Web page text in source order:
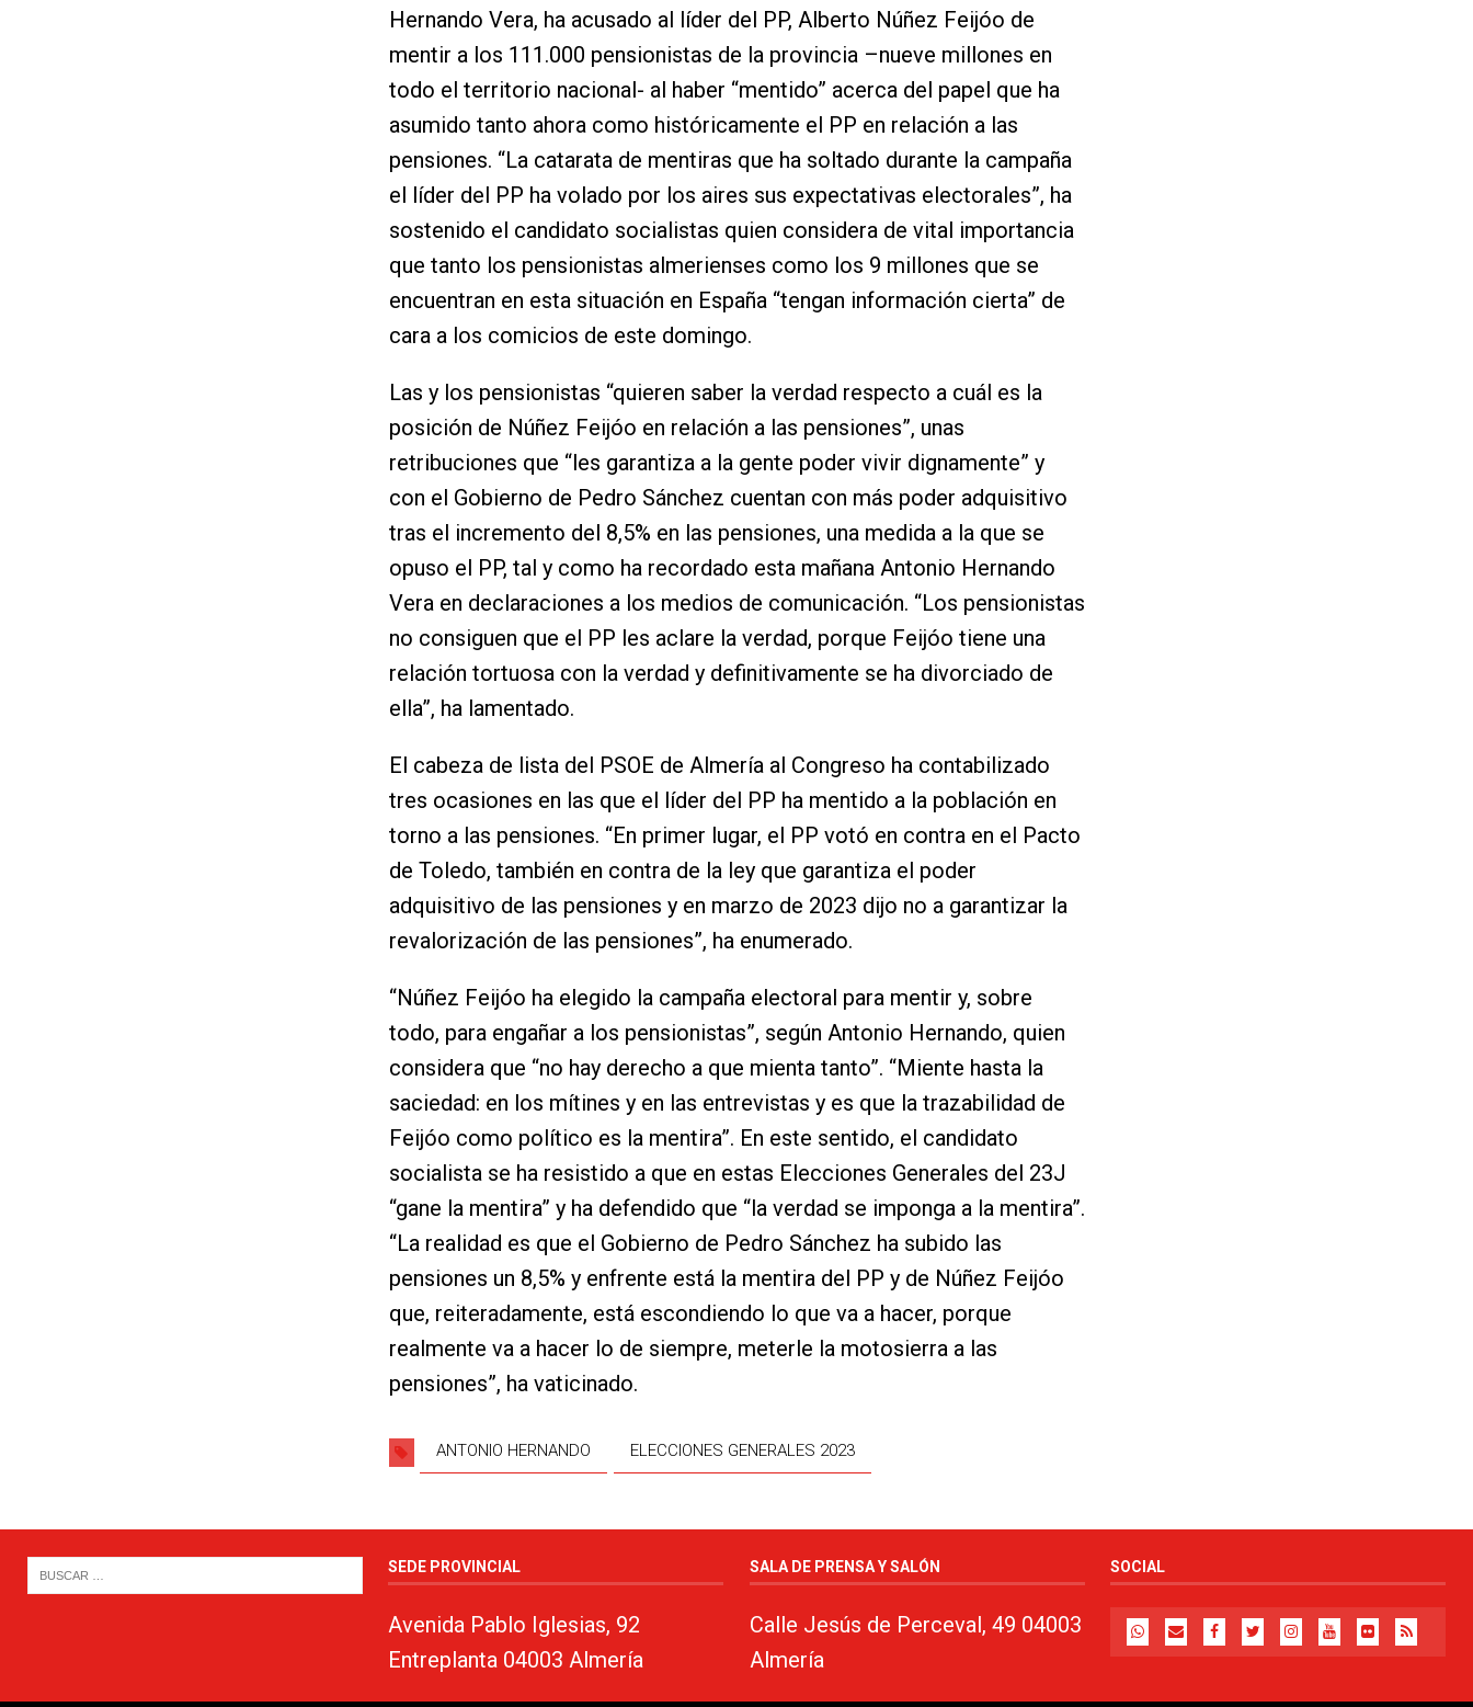
Hernando Vera, ha acusado al líder del PP, Alberto Núñez Feijóo de
mentir a los 111.000 pensionistas de la provincia –nueve millones en
todo el territorio nacional- al haber “mentido” acerca del papel que ha
asumido tanto ahora como históricamente el PP en relación a las
pensiones. “La catarata de mentiras que ha soltado durante la campaña
el líder del PP ha volado por los aires sus expectativas electorales”, ha
sostenido el candidato socialistas quien considera de vital importancia
que tanto los pensionistas almerienses como los 9 millones que se
encuentran en esta situación en España “tengan información cierta” de
cara a los comicios de este domingo.
Las y los pensionistas “quieren saber la verdad respecto a cuál es la
posición de Núñez Feijóo en relación a las pensiones”, unas
retribuciones que “les garantiza a la gente poder vivir dignamente” y
con el Gobierno de Pedro Sánchez cuentan con más poder adquisitivo
tras el incremento del 8,5% en las pensiones, una medida a la que se
opuso el PP, tal y como ha recordado esta mañana Antonio Hernando
Vera en declaraciones a los medios de comunicación. “Los pensionistas
no consiguen que el PP les aclare la verdad, porque Feijóo tiene una
relación tortuosa con la verdad y definitivamente se ha divorciado de
ella”, ha lamentado.
El cabeza de lista del PSOE de Almería al Congreso ha contabilizado
tres ocasiones en las que el líder del PP ha mentido a la población en
torno a las pensiones. “En primer lugar, el PP votó en contra en el Pacto
de Toledo, también en contra de la ley que garantiza el poder
adquisitivo de las pensiones y en marzo de 2023 dijo no a garantizar la
revalorización de las pensiones”, ha enumerado.
“Núñez Feijóo ha elegido la campaña electoral para mentir y, sobre
todo, para engañar a los pensionistas”, según Antonio Hernando, quien
considera que “no hay derecho a que mienta tanto”. “Miente hasta la
saciedad: en los mítines y en las entrevistas y es que la trazabilidad de
Feijóo como político es la mentira”. En este sentido, el candidato
socialista se ha resistido a que en estas Elecciones Generales del 23J
“gane la mentira” y ha defendido que “la verdad se imponga a la mentira”.
“La realidad es que el Gobierno de Pedro Sánchez ha subido las
pensiones un 8,5% y enfrente está la mentira del PP y de Núñez Feijóo
que, reiteradamente, está escondiendo lo que va a hacer, porque
realmente va a hacer lo de siempre, meterle la motosierra a las
pensiones”, ha vaticinado.
ANTONIO HERNANDO ELECCIONES GENERALES 2023
SEDE PROVINCIAL
Avenida Pablo Iglesias, 92
Entreplanta 04003 Almería
SALA DE PRENSA Y SALÓN
Calle Jesús de Perceval, 49 04003
Almería
SOCIAL